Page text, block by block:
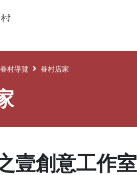
眷村導覽 眷村店家
壹創意工作室